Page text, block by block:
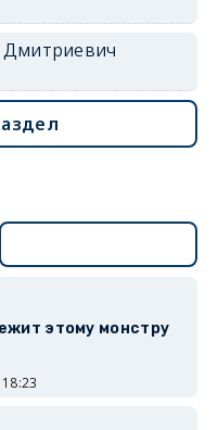
этому монстру